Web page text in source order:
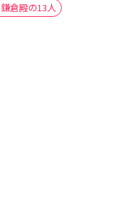
鎌倉殿の13人